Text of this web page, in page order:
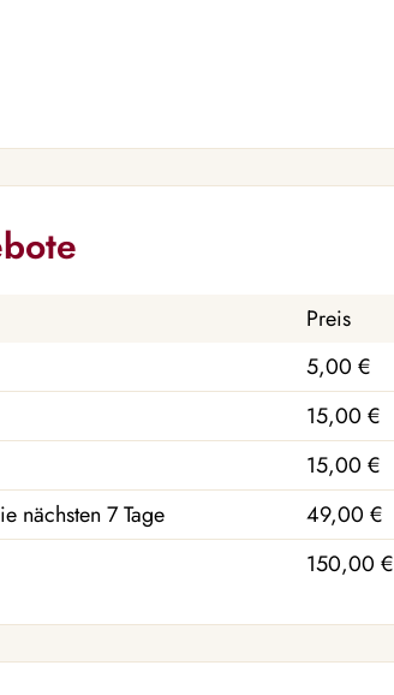
Preis
5,00 €
15,00 €
15,00 €
nächsten 7 Tage
49,00 €
150,00 €